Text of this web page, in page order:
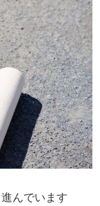
んでいます